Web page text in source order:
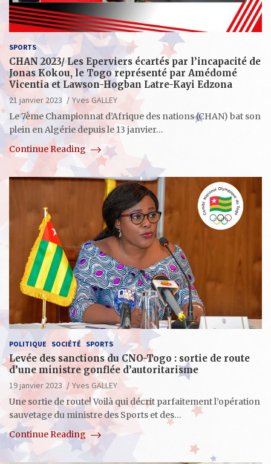
SPORTS
CHAN 2023/ Les Eperviers écartés par l’incapacité de
Jonas Kokou, le Togo représenté par Amédomé
Vicentia et Lawson-Hogban Latre-Kayi Edzona
21 janvier 2023
Yves GALLEY
Le 7ème Championnat d’Afrique des nations (CHAN) bat son
plein en Algérie depuis le 13 janvier…
Continue Reading
POLITIQUE SOCIÉTÉ SPORTS
Levée des sanctions du CNO-Togo : sortie de route
d’une ministre gonflée d’autoritarisme
19 janvier 2023
Yves GALLEY
Une sortie de route! Voilà qui décrit parfaitement l’opération
sauvetage du ministre des Sports et des…
Continue Reading